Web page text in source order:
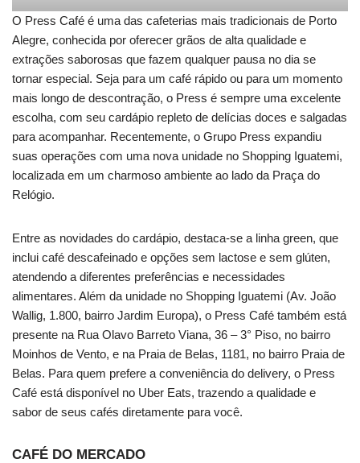
O Press Café é uma das cafeterias mais tradicionais de Porto
Alegre, conhecida por oferecer grãos de alta qualidade e
extrações saborosas que fazem qualquer pausa no dia se
tornar especial. Seja para um café rápido ou para um momento
mais longo de descontração, o Press é sempre uma excelente
escolha, com seu cardápio repleto de delícias doces e salgadas
para acompanhar. Recentemente, o Grupo Press expandiu
suas operações com uma nova unidade no Shopping Iguatemi,
localizada em um charmoso ambiente ao lado da Praça do
Relógio.
Entre as novidades do cardápio, destaca-se a linha green, que
inclui café descafeinado e opções sem lactose e sem glúten,
atendendo a diferentes preferências e necessidades
alimentares. Além da unidade no Shopping Iguatemi (Av. João
Wallig, 1.800, bairro Jardim Europa), o Press Café também está
presente na Rua Olavo Barreto Viana, 36 – 3° Piso, no bairro
Moinhos de Vento, e na Praia de Belas, 1181, no bairro Praia de
Belas. Para quem prefere a conveniência do delivery, o Press
Café está disponível no Uber Eats, trazendo a qualidade e
sabor de seus cafés diretamente para você.
CAFÉ DO MERCADO